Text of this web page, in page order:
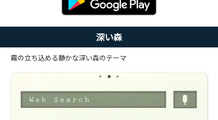
深い森
霧の立ち込める静かな深い森のテーマ